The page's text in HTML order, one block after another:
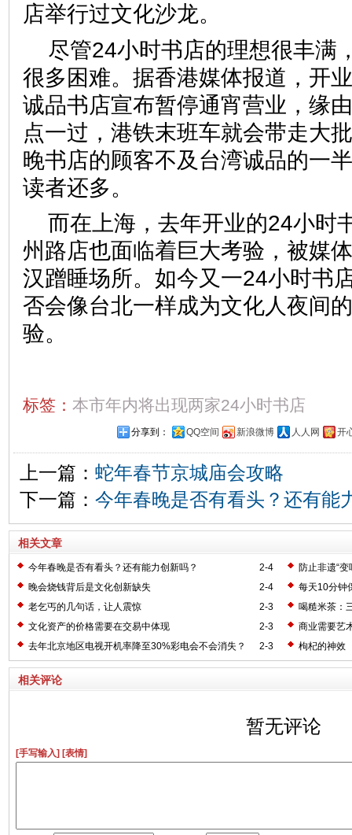
店举行过文化沙龙。
尽管24小时书店的理想很丰满
很多困难。据香港媒体报道，开
诚品书店宣布暂停通宵营业，缘
点一过，港铁末班车就会带走大
晚书店的顾客不及台湾诚品的一
读者还多。
而在上海，去年开业的24小
州路店也面临着巨大考验，被媒
汉蹭睡场所。如今又一24小时书
否会像台北一样成为文化人夜间
验。
标签： 本市年内将出现两家24小时书店
分享到： QQ空间 新浪微博 人人网 开
上一篇： 蛇年春节京城庙会攻略
下一篇： 今年春晚是否有看头？还有能
相关文章
2-4
今年春晚是否有看头？还有能力创新吗？
防止非遗“
2-4
晚会烧钱背后是文化创新缺失
每天10分钟
2-3
老乞丐的几句话，让人震惊
喝糙米茶：
2-3
文化资产的价格需要在交易中体现
商业需要艺
2-3
去年北京地区电视开机率降至30%彩电会不会消失？ 枸杞的神效
相关评论
暂无评论
[手写输入] [表情]